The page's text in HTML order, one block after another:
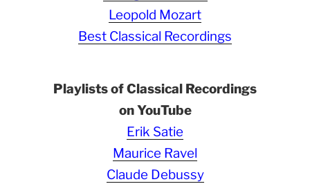
Leopold Mozart
Best Classical Recordings
Playlists of Classical Recordings
on YouTube
Erik Satie
Maurice Ravel
Claude Debussy